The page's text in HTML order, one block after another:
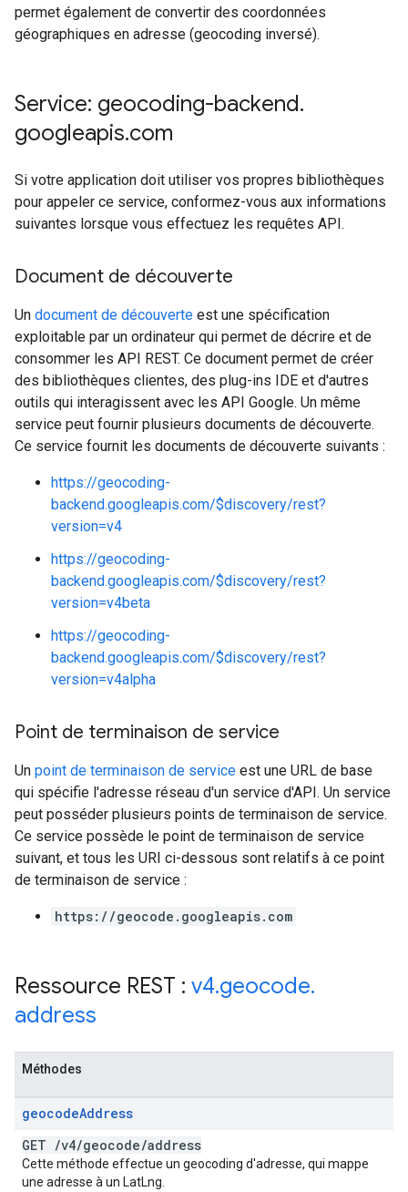
permet également de convertir des coordonnées
géographiques en adresse (geocoding inversé).
Service: geocoding-backend.
googleapis.com
Si votre application doit utiliser vos propres bibliothèques
pour appeler ce service, conformez-vous aux informations
suivantes lorsque vous effectuez les requêtes API.
Document de découverte
Un document de découverte est une spécification
exploitable par un ordinateur qui permet de décrire et de
consommer les API REST. Ce document permet de créer
des bibliothèques clientes, des plug-ins IDE et d'autres
outils qui interagissent avec les API Google. Un même
service peut fournir plusieurs documents de découverte.
Ce service fournit les documents de découverte suivants :
https://geocoding-
backend.googleapis.com/$discovery/rest?
version=v4
https://geocoding-
backend.googleapis.com/$discovery/rest?
version=v4beta
https://geocoding-
backend.googleapis.com/$discovery/rest?
version=v4alpha
Point de terminaison de service
Un point de terminaison de service est une URL de base
qui spécifie l'adresse réseau d'un service d'API. Un service
peut posséder plusieurs points de terminaison de service.
Ce service possède le point de terminaison de service
suivant, et tous les URI ci-dessous sont relatifs à ce point
de terminaison de service :
https://geocode.googleapis.com
Ressource REST : v4.geocode.
address
Méthodes
geocodeAddress
GET /v4/geocode/address
Cette méthode effectue un geocoding d'adresse, qui mappe
une adresse à un LatLng.